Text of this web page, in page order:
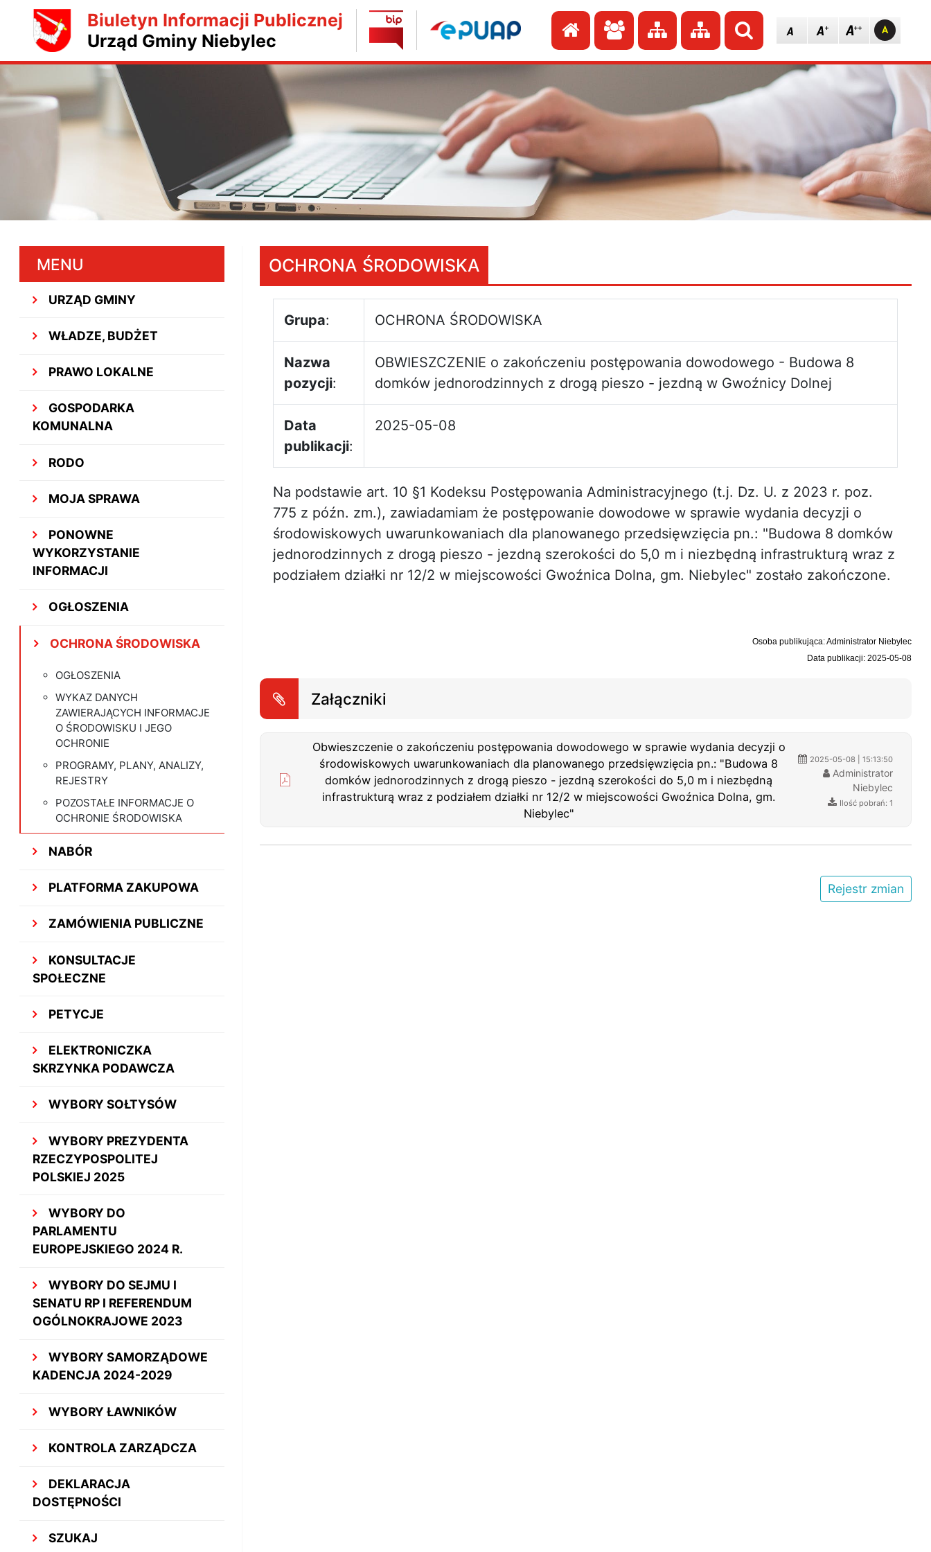
Biuletyn Informacji Publicznej
Urząd Gminy Niebylec
Przejdź do strony głównej
Przejdź do redakcji
Przejdź do mapy strony
Przejdź do mapy strony
Szukaj
MENU
URZĄD GMINY
WŁADZE, BUDŻET
PRAWO LOKALNE
GOSPODARKA
KOMUNALNA
RODO
MOJA SPRAWA
PONOWNE
WYKORZYSTANIE
INFORMACJI
OGŁOSZENIA
OCHRONA ŚRODOWISKA
OGŁOSZENIA
WYKAZ DANYCH
ZAWIERAJĄCYCH INFORMACJE
O ŚRODOWISKU I JEGO
OCHRONIE
PROGRAMY, PLANY, ANALIZY,
REJESTRY
POZOSTAŁE INFORMACJE O
OCHRONIE ŚRODOWISKA
NABÓR
PLATFORMA ZAKUPOWA
ZAMÓWIENIA PUBLICZNE
KONSULTACJE
SPOŁECZNE
PETYCJE
ELEKTRONICZKA
SKRZYNKA PODAWCZA
WYBORY SOŁTYSÓW
WYBORY PREZYDENTA
RZECZYPOSPOLITEJ
POLSKIEJ 2025
WYBORY DO
PARLAMENTU
EUROPEJSKIEGO 2024 R.
WYBORY DO SEJMU I
SENATU RP I REFERENDUM
OGÓLNOKRAJOWE 2023
WYBORY SAMORZĄDOWE
KADENCJA 2024-2029
WYBORY ŁAWNIKÓW
KONTROLA ZARZĄDCZA
DEKLARACJA
DOSTĘPNOŚCI
SZUKAJ
OCHRONA ŚRODOWISKA
Grupa: OCHRONA ŚRODOWISKA
Nazwa
pozycji:
OBWIESZCZENIE o zakończeniu postępowania dowodowego - Budowa 8
domków jednorodzinnych z drogą pieszo - jezdną w Gwoźnicy Dolnej
Data
publikacji:
2025-05-08
Na podstawie art. 10 §1 Kodeksu Postępowania Administracyjnego (t.j. Dz. U. z 2023 r. poz.
775 z późn. zm.), zawiadamiam że postępowanie dowodowe w sprawie wydania decyzji o
środowiskowych uwarunkowaniach dla planowanego przedsięwzięcia pn.: "Budowa 8 domków
jednorodzinnych z drogą pieszo - jezdną szerokości do 5,0 m i niezbędną infrastrukturą wraz z
podziałem działki nr 12/2 w miejscowości Gwoźnica Dolna, gm. Niebylec" zostało zakończone.
Osoba publikująca: Administrator Niebylec
Data publikacji: 2025-05-08
Załączniki
Obwieszczenie o zakończeniu postępowania dowodowego w sprawie wydania decyzji o
środowiskowych uwarunkowaniach dla planowanego przedsięwzięcia pn.: "Budowa 8
domków jednorodzinnych z drogą pieszo - jezdną szerokości do 5,0 m i niezbędną
infrastrukturą wraz z podziałem działki nr 12/2 w miejscowości Gwoźnica Dolna, gm.
Niebylec"
2025-05-08 | 15:13:50
Administrator
Niebylec
Ilość pobrań: 1
Rejestr zmian